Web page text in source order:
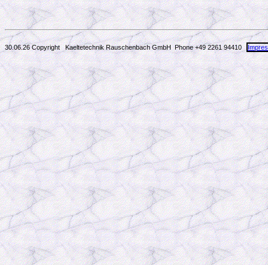
30.06.26 Copyright Kaeltetechnik Rauschenbach GmbHPhone +49 2261 94410